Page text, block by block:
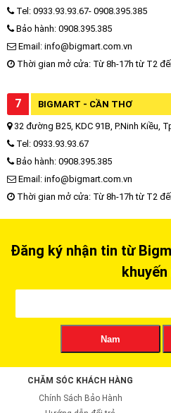
Tel: 0933.93.93.67- 0908.395.385
Bảo hành: 0908.395.385
Email: info@bigmart.com.vn
Thời gian mở cửa: Từ 8h-17h từ T2
7 BIGMART - CẦN THƠ
32 đường B25, KDC 91B, P.Ninh Kiều,
Tel: 0933.93.93.67
Bảo hành: 0908.395.385
Email: info@bigmart.com.vn
Thời gian mở cửa: Từ 8h-17h từ T2
Đăng ký nhận tin từ
Nam
CHĂM SÓC KHÁCH HÀNG
Chính Sách Bảo Hành